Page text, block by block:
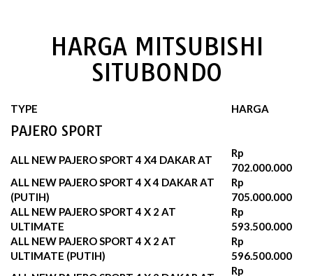
HARGA MITSUBISHI
SITUBONDO
TYPE HARGA
PAJERO SPORT
ALL NEW PAJERO SPORT 4 X4 DAKAR AT
Rp
702.000.000
ALL NEW PAJERO SPORT 4 X 4 DAKAR AT
(PUTIH)
Rp
705.000.000
ALL NEW PAJERO SPORT 4 X 2 AT
ULTIMATE
Rp
593.500.000
ALL NEW PAJERO SPORT 4 X 2 AT
ULTIMATE (PUTIH)
Rp
596.500.000‬
Rp